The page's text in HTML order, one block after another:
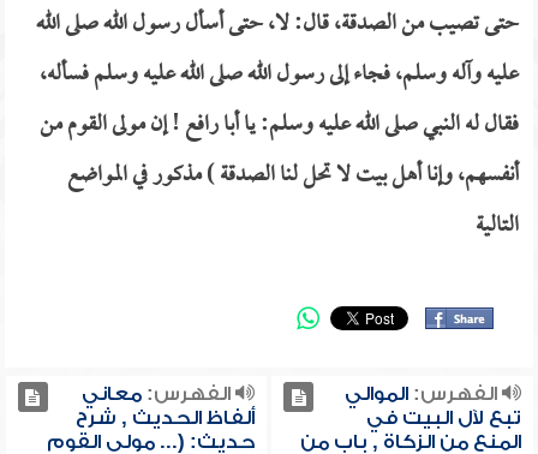
حتى تصيب من الصدقة، قال: لا، حتى أسأل رسول الله صلى الله
عليه وآله وسلم، فجاء إلى رسول الله صلى الله عليه وسلم فسأله،
فقال له النبي صلى الله عليه وسلم: يا أبا رافع ! إن مولى القوم من
أنفسهم، وإنا أهل بيت لا تحل لنا الصدقة ) مذكور في المواضع
التالية
الفهرس:الموالي
تبع لآل البيت في
المنع من الزكاة , باب من
الفهرس:معاني
ألفاظ الحديث , شرح
حديث: (... مولى القوم